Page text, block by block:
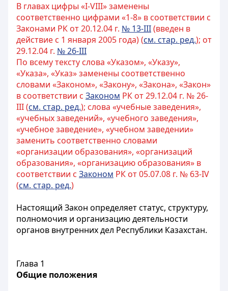
В главах цифры «I-VIII» заменены
соответственно цифрами «1-8» в соответствии с
Законами РК от 20.12.04 г. № 13-III(введен в
действие с 1 января 2005 года) (см. стар. ред.); от
29.12.04 г. № 26-III
По всему тексту слова «Указом», «Указу»,
«Указа», «Указ» заменены соответственно
словами «Законом», «Закону», «Закона», «Закон»
в соответствии с Законом РК от 29.12.04 г. № 26-
III (см. стар. ред.); слова «учебные заведения»,
«учебных заведений», «учебного заведения»,
«учебное заведение», «учебном заведении»
заменить соответственно словами
«организации образования», «организаций
образования», «организацию образования» в
соответствии с Законом РК от 05.07.08 г. № 63-IV
(см. стар. ред.)
Настоящий Закон определяет статус, структуру,
полномочия и организацию деятельности
органов внутренних дел Республики Казахстан.
Глава 1
Общие положения